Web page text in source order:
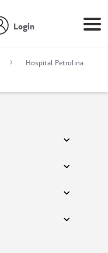
Login
Hospital Petrolina